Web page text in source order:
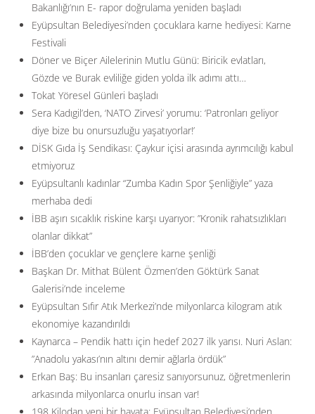
Bakanlığı’nın E- rapor doğrulama yeniden başladı
Eyüpsultan Belediyesi’nden çocuklara karne hediyesi: Karne
Festivali
Döner ve Biçer Ailelerinin Mutlu Günü: Biricik evlatları,
Gözde ve Burak evliliğe giden yolda ilk adımı attı…
Tokat Yöresel Günleri başladı
Sera Kadıgil’den, ‘NATO Zirvesi’ yorumu: ‘Patronları geliyor
diye bize bu onursuzluğu yaşatıyorlar!’
DİSK Gıda İş Sendikası: Çaykur içisi arasında ayrımcılığı kabul
etmiyoruz
Eyüpsultanlı kadınlar “Zumba Kadın Spor Şenliğiyle” yaza
merhaba dedi
İBB aşırı sıcaklık riskine karşı uyarıyor: ”Kronik rahatsızlıkları
olanlar dikkat”
İBB’den çocuklar ve gençlere karne şenliği
Başkan Dr. Mithat Bülent Özmen’den Göktürk Sanat
Galerisi’nde inceleme
Eyüpsultan Sıfır Atık Merkezi’nde milyonlarca kilogram atık
ekonomiye kazandırıldı
Kaynarca – Pendik hattı için hedef 2027 ilk yarısı. Nuri Aslan:
”Anadolu yakası’nın altını demir ağlarla ördük”
Erkan Baş: Bu insanları çaresiz sanıyorsunuz, öğretmenlerin
arkasında milyonlarca onurlu insan var!